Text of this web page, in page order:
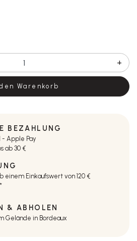
+
den Warenkorb
BEZAHLUNG
- Apple Pay
ab 30 €
einem Einkaufswert von 120 €
& ABHOLEN
Gelände in Bordeaux